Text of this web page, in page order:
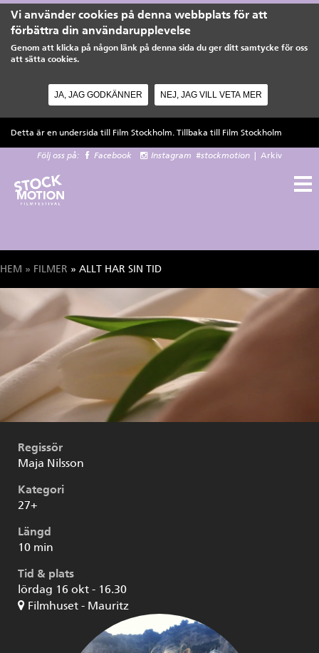
Vi använder cookies på denna webbplats för att
förbättra din användarupplevelse
Genom att klicka på någon länk på denna sida du ger ditt samtycke för oss
att sätta cookies.
JA, JAG GODKÄNNER NEJ, JAG VILL VETA MER
Detta är en undersida till Film Stockholm. Tillbaka till Film Stockholm
Följ oss på: Facebook Instagram #stockmotion Arkiv
Du är här
HEM » FILMER » ALLT HAR SIN TID
Regissör
Maja Nilsson
Kategori
27+
Längd
10 min
Tid & plats
lördag 16 okt - 16.30
Filmhuset - Mauritz